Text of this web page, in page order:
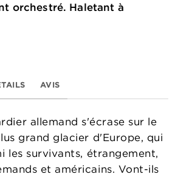
orchestré. Haletant à
AVIS
allemand s'écrase sur le
grand glacier d'Europe, qui
les survivants, étrangement,
et américains. Vont-ils